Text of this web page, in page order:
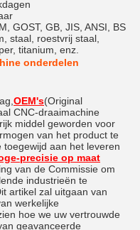
GOST, GB, JIS, ANSI, BS
staal, roestvrij staal,
titanium, enz.
onderdelen
OEM's(Original
CNC-draaimachine
middel geworden voor
van het product te
toegewijd aan het leveren
precisie op maat
van de Commissie om
industrieën te
artikel zal uitgaan van
werkelijke
hoe we uw vertrouwde
geavanceerde